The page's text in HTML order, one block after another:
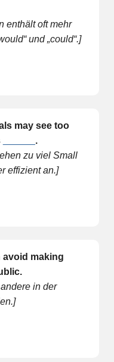
enthält oft mehr
und „could“.]
may see too
.
zu viel Small
effizient an.]
avoid making
in der